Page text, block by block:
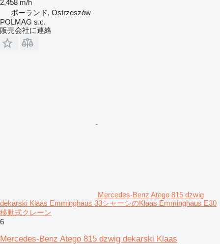
2,458 m/h
ポーランド, Ostrzeszów
POLMAG s.c.
販売会社に連絡
Mercedes-Benz Atego 815 dzwig
dekarski Klaas Emminghaus 33シャーシのKlaas Emminghaus E30
移動式クレーン
6
Mercedes-Benz Atego 815 dzwig dekarski Klaas